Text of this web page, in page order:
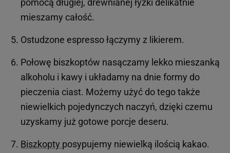
pomocą długiej, drewnianej łyżki delikatnie
mieszamy całość.
Ostudzone espresso łączymy z likierem.
Połowę biszkoptów nasączamy lekko mieszanką
alkoholu i kawy i układamy na dnie formy do
pieczenia ciast. Możemy użyć do tego także
niewielkich pojedynczych naczyń, dzięki czemu
uzyskamy już gotowe porcje deseru.
Biszkopty posypujemy niewielką ilością kakao.